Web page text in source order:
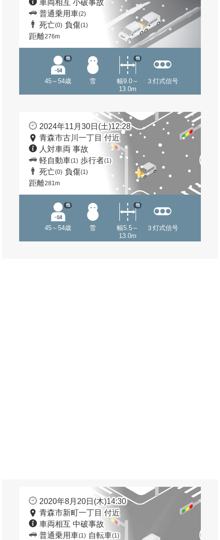
車両相互 小破事故
普通乗用車(2)
死亡(0) 負傷(1)
距離276m
45～54歳
他
雪
幅9.0～
13.0m
他
３灯式信号
2024年11月30日(土)12:28
青森市古川一丁目 付近
人対車両 事故
軽自動車(1) 歩行者(1)
死亡(0) 負傷(1)
距離281m
45～54歳
他
雪
幅5.5～
13.0m
他
３灯式信号
2020年8月20日(木)14:30
青森市新町一丁目 付近
車両相互 中破事故
普通乗用車(1) 自転車(1)